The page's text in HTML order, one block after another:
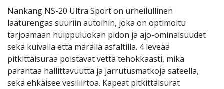
Nankang NS-20 Ultra Sport on urheilullinen
laaturengas suuriin autoihin, joka on optimoitu
tarjoamaan huippuluokan pidon ja ajo-ominaisuudet
sekä kuivalla että märällä asfaltilla. 4 leveää
pitkittäisuraa poistavat vettä tehokkaasti, mikä
parantaa hallittavuutta ja jarrutusmatkoja sateella,
sekä ehkäisee vesiliirtoa. Kapeat pitkittäisurat